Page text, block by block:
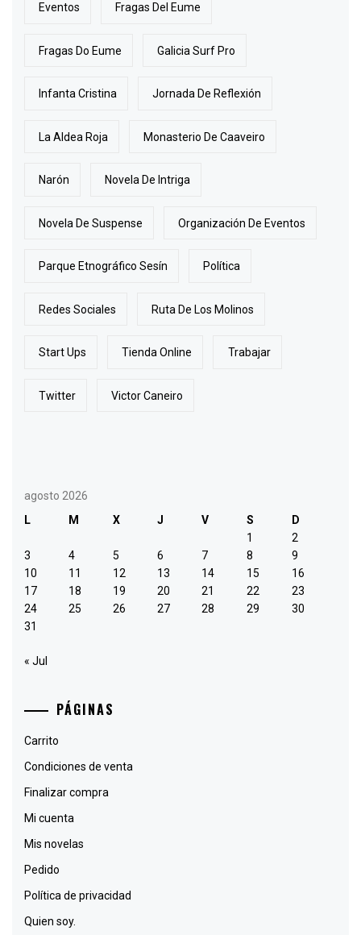
Eventos Fragas Del Eume
Fragas Do Eume Galicia Surf Pro
Infanta Cristina Jornada De Reflexión
La Aldea Roja Monasterio De Caaveiro
Narón Novela De Intriga
Novela De Suspense Organización De Eventos
Parque Etnográfico Sesín Política
Redes Sociales Ruta De Los Molinos
Start Ups Tienda Online Trabajar
Twitter Victor Caneiro
agosto 2026
L
M X J V S
D
1
2
3
4 5 6 7 8
9
10
11 12 13 14 15
16
17
18 19 20 21 22
23
24
25 26 27 28 29
30
31
« Jul
PÁGINAS
Carrito
Condiciones de venta
Finalizar compra
Mi cuenta
Mis novelas
Pedido
Política de privacidad
Quien soy.